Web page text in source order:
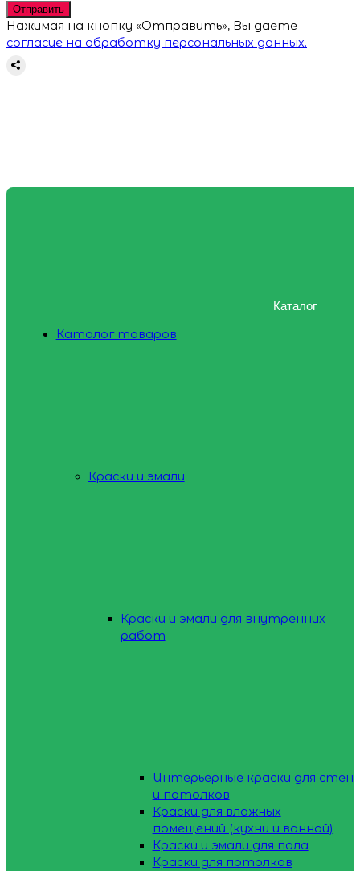
Отправить
Нажимая на кнопку «Отправить», Вы даете
согласие на обработку персональных данных.
Каталог
Каталог товаров
Краски и эмали
Краски и эмали для внутренних
работ
Интерьерные краски для стен
и потолков
Краски для влажных
помещений (кухни и ванной)
Краски и эмали для пола
Краски для потолков